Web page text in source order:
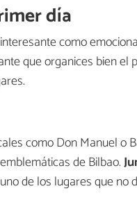
día
como
que organices bien
como Don Manuel o
de Bilbao.
de los lugares que no